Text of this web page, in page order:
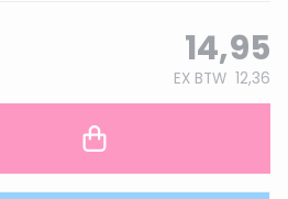
14,95
EX BTW 12,36